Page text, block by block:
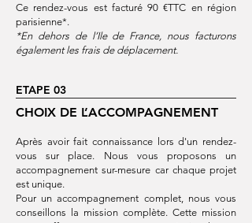
Ce rendez-vous est facturé 90 €TTC en région
parisienne*.
*En dehors de l’Ile de France, nous facturons
également les frais de déplacement.
ETAPE 03
CHOIX DE L’ACCOMPAGNEMENT
Après avoir fait connaissance lors d'un rendez-
vous sur place. Nous vous proposons un
accompagnement sur-mesure car chaque projet
est unique.
Pour un accompagnement complet, nous vous
conseillons la mission complète. Cette mission